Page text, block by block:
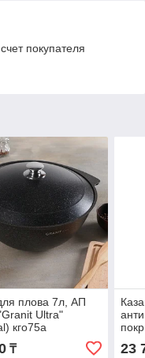
покупателя
плова 7л, АП
Ultra"
кго75а
₸ 23